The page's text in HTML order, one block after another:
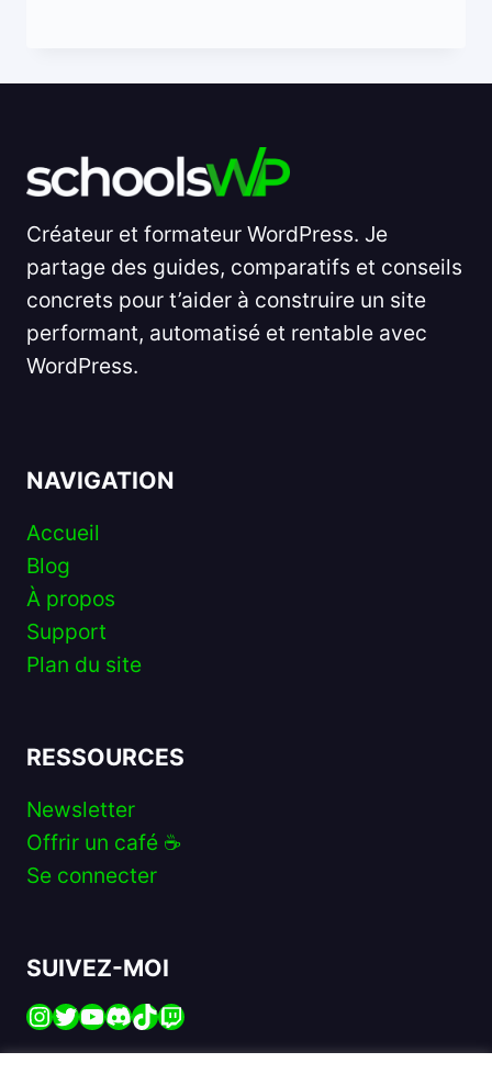
Créateur et formateur WordPress. Je
partage des guides, comparatifs et conseils
concrets pour t’aider à construire un site
performant, automatisé et rentable avec
WordPress.
NAVIGATION
Accueil
Blog
À propos
Support
Plan du site
RESSOURCES
Newsletter
Offrir un café ☕️
Se connecter
SUIVEZ-MOI
Instagram
Twitter
YouTube
Discord
TikTok
Twitch